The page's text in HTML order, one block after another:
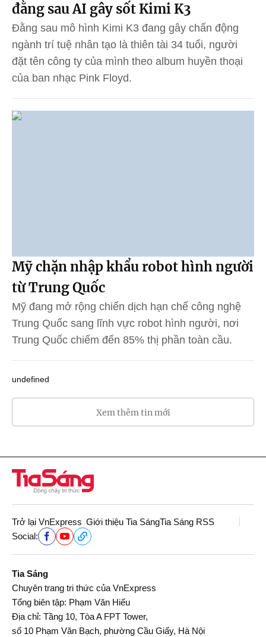
đằng sau AI gây sốt Kimi K3
Đằng sau mô hình Kimi K3 đang gây chấn động
ngành trí tuệ nhân tạo là thiên tài 34 tuổi, người
đặt tên công ty của mình theo album huyền thoại
của ban nhạc Pink Floyd.
Mỹ chặn nhập khẩu robot hình người
từ Trung Quốc
Mỹ đang mở rộng chiến dịch hạn chế công nghệ
Trung Quốc sang lĩnh vực robot hình người, nơi
Trung Quốc chiếm đến 85% thị phần toàn cầu.
undefined
Xem thêm tin mới
Trở lại VnExpress Giới thiệu Tia SángTia Sáng RSS
Social:
Tia Sáng
Chuyên trang tri thức của VnExpress
Tổng biên tập: Phạm Văn Hiếu
Địa chỉ: Tầng 10, Tòa A FPT Tower,
số 10 Phạm Văn Bạch, phường Cầu Giấy, Hà Nội